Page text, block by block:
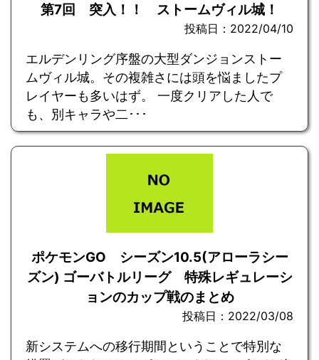
第7回 突入！！ ストームヴィル城！
投稿日：2022/04/10
エルデンリング序盤の大型ダンジョンストー
ムヴィル城。その複雑さには頭を悩ましたプ
レイヤーも多いはず。 一度クリアした人で
も、別キャラや二･･･
ポケモンGO シーズン10.5(アローラシー
ズン) ゴーバトルリーグ 特殊レギュレーシ
ョンのカップ戦のまとめ
投稿日：2022/03/08
新システムへの移行期間ということで特別な